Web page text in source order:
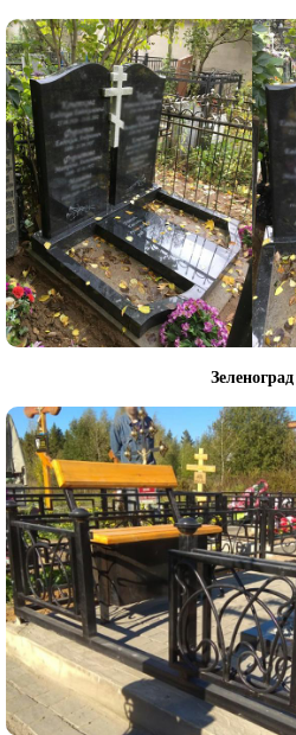
Зеленоград